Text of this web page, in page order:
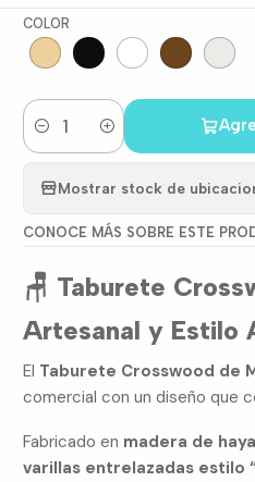
COLOR
Cantidad
Mostrar stock de
CONOCE MÁS SOBRE ESTE
🪑 Taburete
Artesanal y Estilo
El Taburete Crosswood de
comercial con un diseño que
Fabricado en madera de
varillas entrelazadas estilo